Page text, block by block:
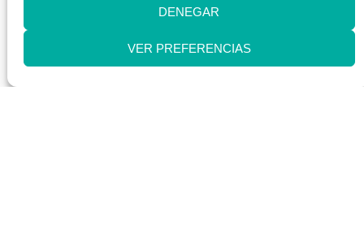
DENEGAR
VER PREFERENCIAS